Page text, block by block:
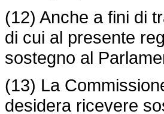
(12) Anche a fini di
di cui al presente
sostegno al
(13) La
desidera ricevere